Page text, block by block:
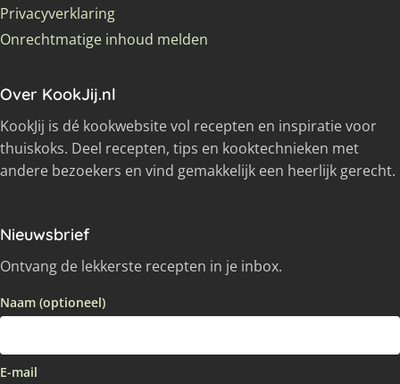
Privacyverklaring
Onrechtmatige inhoud melden
Over KookJij.nl
KookJij is dé kookwebsite vol recepten en inspiratie voor
thuiskoks. Deel recepten, tips en kooktechnieken met
andere bezoekers en vind gemakkelijk een heerlijk gerecht.
Nieuwsbrief
Ontvang de lekkerste recepten in je inbox.
Naam (optioneel)
E-mail